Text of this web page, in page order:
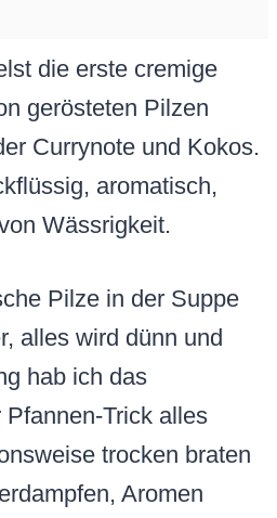
die erste cremige
gerösteten Pilzen
Currynote und Kokos.
aromatisch,
Wässrigkeit.
Pilze in der Suppe
alles wird dünn und
hab ich das
Trick alles
trocken braten
Aromen